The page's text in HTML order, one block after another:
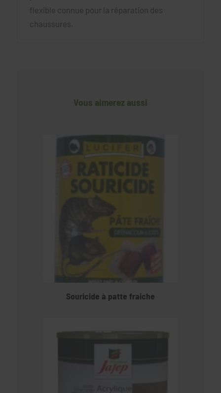
flexible connue pour la réparation des
chaussures.
Vous aimerez aussi
Souricide à patte fraiche